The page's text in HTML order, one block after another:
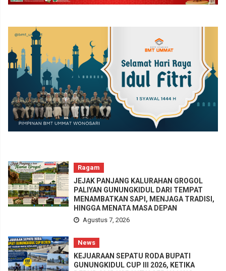
Ragam
JEJAK PANJANG KALURAHAN GROGOL
PALIYAN GUNUNGKIDUL DARI TEMPAT
MENAMBATKAN SAPI, MENJAGA TRADISI,
HINGGA MENATA MASA DEPAN
Agustus 7, 2026
News
KEJUARAAN SEPATU RODA BUPATI
GUNUNGKIDUL CUP III 2026, KETIKA